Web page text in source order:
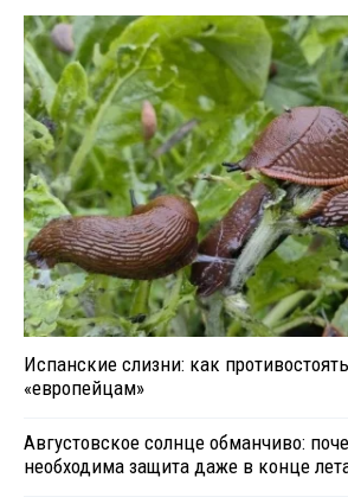
Испанские слизни: как
«европейцам»
Августовское солнце обманчиво:
необходима защита даже в конце